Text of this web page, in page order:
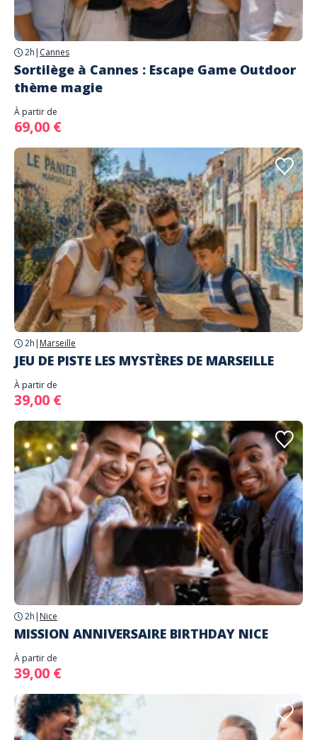
2h | Cannes
Sortilège à Cannes : Escape Game Outdoor
thème magie
À partir de
69,00 €
2h | Marseille
JEU DE PISTE LES MYSTÈRES DE MARSEILLE
À partir de
39,00 €
2h | Nice
MISSION ANNIVERSAIRE BIRTHDAY NICE
À partir de
39,00 €